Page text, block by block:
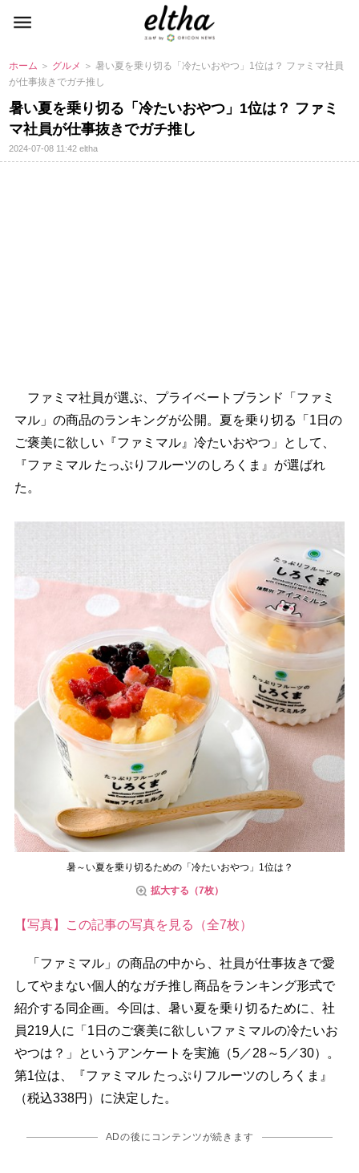
ホーム ＞ グルメ ＞ 暑い夏を乗り切る「冷たいおやつ」1位は？ ファミマ社員
が仕事抜きでガチ推し
暑い夏を乗り切る「冷たいおやつ」1位は？ ファミ
マ社員が仕事抜きでガチ推し
2024-07-08 11:42eltha
ファミマ社員が選ぶ、プライベートブランド「ファミ
マル」の商品のランキングが公開。夏を乗り切る「1日の
ご褒美に欲しい『ファミマル』冷たいおやつ」として、
『ファミマル たっぷりフルーツのしろくま』が選ばれ
た。
暑～い夏を乗り切るための「冷たいおやつ」1位は？
拡大する（7枚）
【写真】この記事の写真を見る（全7枚）
「ファミマル」の商品の中から、社員が仕事抜きで愛
してやまない個人的なガチ推し商品をランキング形式で
紹介する同企画。今回は、暑い夏を乗り切るために、社
員219人に「1日のご褒美に欲しいファミマルの冷たいお
つは？」というアンケートを実施（5／28～5／30）。
第1位は、『ファミマル たっぷりフルーツのしろくま』
（税込338円）に決定した。
ADの後にコンテンツが続きます